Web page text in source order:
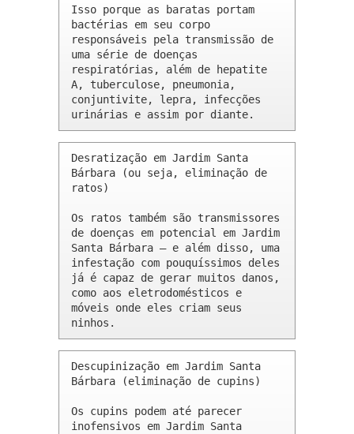
Isso porque as baratas portam
bactérias em seu corpo
responsáveis pela transmissão de
uma série de doenças
respiratórias, além de hepatite
A, tuberculose, pneumonia,
conjuntivite, lepra, infecções
urinárias e assim por diante.
Desratização em Jardim Santa
Bárbara (ou seja, eliminação de
ratos)
Os ratos também são transmissores
de doenças em potencial em Jardim
Santa Bárbara – e além disso, uma
infestação com pouquíssimos deles
já é capaz de gerar muitos danos,
como aos eletrodomésticos e
móveis onde eles criam seus
ninhos.
Descupinização em Jardim Santa
Bárbara (eliminação de cupins)
Os cupins podem até parecer
inofensivos em Jardim Santa